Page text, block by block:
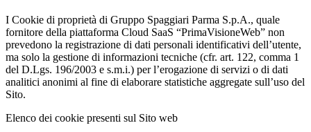
I Cookie di proprietà di Gruppo Spaggiari Parma S.p.A., quale
fornitore della piattaforma Cloud SaaS “PrimaVisioneWeb” non
prevedono la registrazione di dati personali identificativi dell’utente,
ma solo la gestione di informazioni tecniche (cfr. art. 122, comma 1
del D.Lgs. 196/2003 e s.m.i.) per l’erogazione di servizi o di dati
analitici anonimi al fine di elaborare statistiche aggregate sull’uso del
Sito.
Elenco dei cookie presenti sul Sito web